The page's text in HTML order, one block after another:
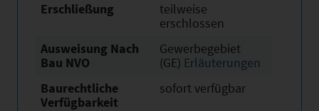
Erschließung
teilweise
erschlossen
Ausweisung Nach
Bau NVO
Gewerbegebiet
(GE) Erläuterungen
Baurechtliche
Verfügbarkeit
sofort verfügbar